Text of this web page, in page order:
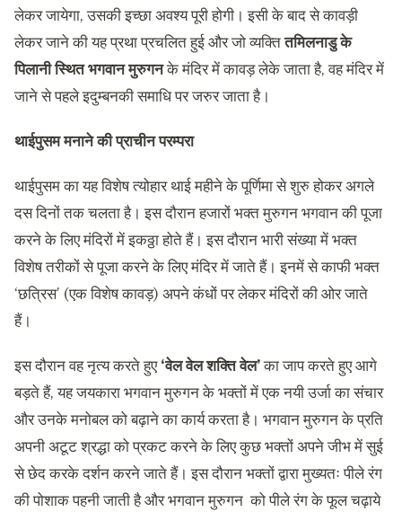
लेकर जायेगा, उसकी इच्छा अवश्य पूरी होगी। इसी के बाद से कावड़ी
लेकर जाने की यह प्रथा प्रचलित हुई और जो व्यक्तितमिलनाडु के
पिलानी स्थित भगवान मुरुगनके मंदिर में कावड़ लेके जाता है, वह मंदिर में
जाने से पहले इदुम्बनकी समाधि पर जरुर जाता है।
थाईपुसम मनाने कीप्राचीनपरम्परा
थाईपुसम का यह विशेष त्योहार थाई महीने के पूर्णिमा से शुरु होकर अगले
दस दिनों तक चलता है। इस दौरान हजारों भक्त मुरुगन भगवान की पूजा
करने के लिए मंदिरों में इकठ्ठा होते हैं। इस दौरान भारी संख्या में भक्त
विशेष तरीकों से पूजा करने के लिए मंदिर में जाते हैं। इनमें से काफी भक्त
‘छत्रिस’ (एक विशेष कावड़) अपने कंधों पर लेकर मंदिरों की ओर जाते
हैं।
इस दौरान वह नृत्य करते हुए‘वेल वेल शक्ति वेल’का जाप करते हुए आगे
बड़ते हैं, यह जयकारा भगवान मुरुगन के भक्तों में एक नयी उर्जा का संचार
और उनके मनोबल को बढ़ाने का कार्य करता है। भगवान मुरुगन के प्रति
अपनी अटूट श्रद्धा को प्रकट करने के लिए कुछ भक्तों अपने जीभ में सुई
से छेद करके दर्शन करने जाते हैं। इस दौरान भक्तों द्वारा मुख्यतः पीले रंग
की पोशाक पहनी जाती है और भगवान मुरुगन को पीले रंग के फूल चढ़ाये